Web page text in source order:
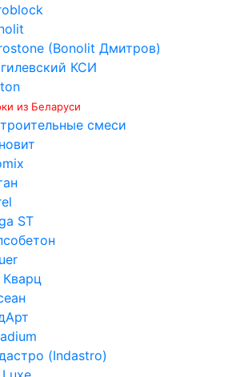
(Bonolit Дмитров)
КСИ
из Беларуси
смеси
ST
(Indastro)